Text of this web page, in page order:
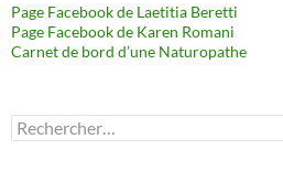
Page Facebook de Laetitia Beretti
Page Facebook de Karen Romani
Carnet de bord d’une Naturopathe
Rechercher :